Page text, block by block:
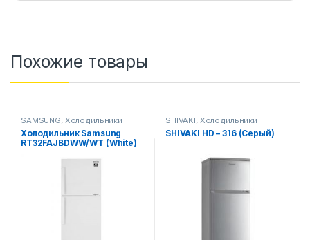
Похожие товары
SAMSUNG, Холодильники
Xолодильник Samsung
RT32FAJBDWW/WT (White)
SHIVAKI, Холодильники
SHIVAKI HD – 316 (Серый)